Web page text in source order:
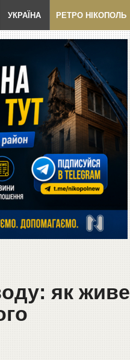
УКРАЇНА РЕТРО НІКОПОЛЬ
як живе